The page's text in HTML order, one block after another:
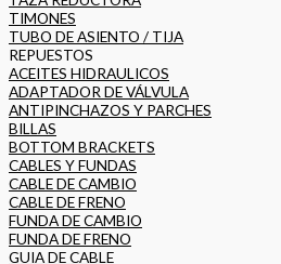
TIMONES
TUBO DE ASIENTO / TIJA
REPUESTOS
ACEITES HIDRAULICOS
ADAPTADOR DE VÁLVULA
ANTIPINCHAZOS Y PARCHES
BILLAS
BOTTOM BRACKETS
CABLES Y FUNDAS
CABLE DE CAMBIO
CABLE DE FRENO
FUNDA DE CAMBIO
FUNDA DE FRENO
GUIA DE CABLE